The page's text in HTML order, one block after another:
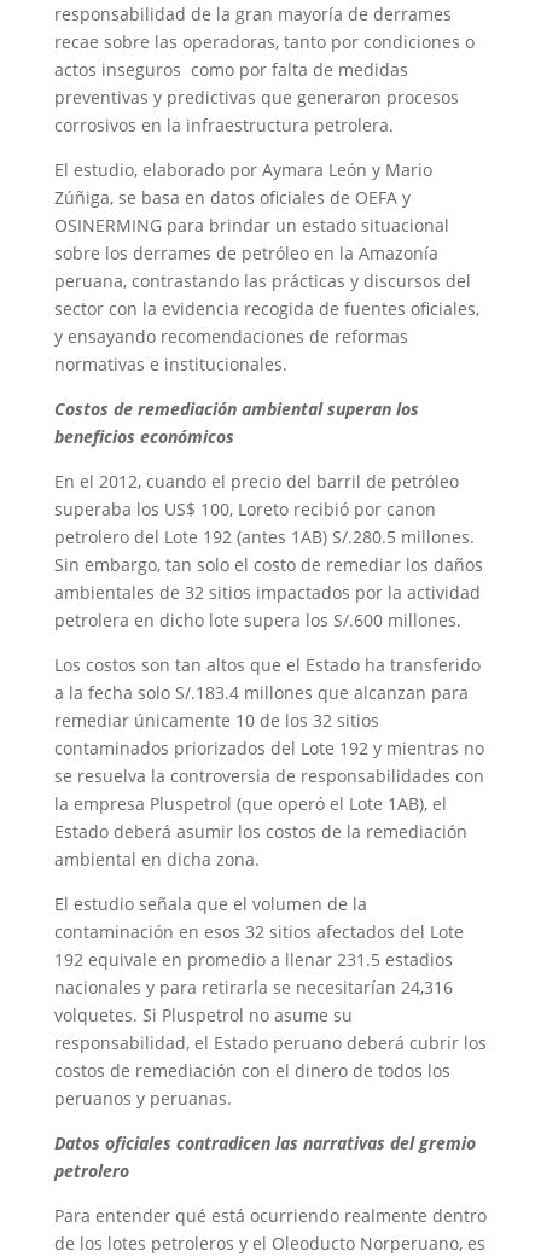
responsabilidad de la gran mayoría de derrames
recae sobre las operadoras, tanto por condiciones o
actos inseguros como por falta de medidas
preventivas y predictivas que generaron procesos
corrosivos en la infraestructura petrolera.
El estudio, elaborado por Aymara León y Mario
Zúñiga, se basa en datos oficiales de OEFA y
OSINERMING para brindar un estado situacional
sobre los derrames de petróleo en la Amazonía
peruana, contrastando las prácticas y discursos del
sector con la evidencia recogida de fuentes oficiales,
y ensayando recomendaciones de reformas
normativas e institucionales.
Costos de remediación ambiental superan los
beneficios económicos
En el 2012, cuando el precio del barril de petróleo
superaba los US$ 100, Loreto recibió por canon
petrolero del Lote 192 (antes 1AB) S/.280.5 millones.
Sin embargo, tan solo el costo de remediar los daños
ambientales de 32 sitios impactados por la actividad
petrolera en dicho lote supera los S/.600 millones.
Los costos son tan altos que el Estado ha transferido
a la fecha solo S/.183.4 millones que alcanzan para
remediar únicamente 10 de los 32 sitios
contaminados priorizados del Lote 192 y mientras no
se resuelva la controversia de responsabilidades con
la empresa Pluspetrol (que operó el Lote 1AB), el
Estado deberá asumir los costos de la remediación
ambiental en dicha zona.
El estudio señala que el volumen de la
contaminación en esos 32 sitios afectados del Lote
192 equivale en promedio a llenar 231.5 estadios
nacionales y para retirarla se necesitarían 24,316
volquetes. Si Pluspetrol no asume su
responsabilidad, el Estado peruano deberá cubrir los
costos de remediación con el dinero de todos los
peruanos y peruanas.
Datos oficiales contradicen las narrativas del gremio
petrolero
Para entender qué está ocurriendo realmente dentro
de los lotes petroleros y el Oleoducto Norperuano, es